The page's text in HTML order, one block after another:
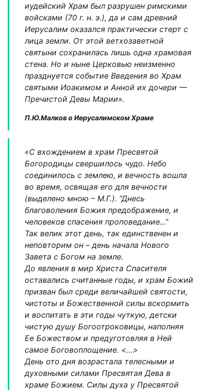
иудейский Храм был разрушен римскими
войсками (70 г. н. э.), да и сам древний
Иерусалим оказался практически стерт с
лица земли. От этой ветхозаветной
святыни сохранилась лишь одна храмовая
стена. Но и ныне Церковью неизменно
празднуется событие Введения во Храм
святыми Иоакимом и Анной их дочери —
Пречистой Девы Марии».
П.Ю.Малков о Иерусалимском Храме
«С вхождением в храм Пресвятой
Богородицы свершилось чудо. Небо
соединилось с землею, и вечность вошла
во время, освящая его для вечности
(выделено мною – М.Г.). “Днесь
благоволения Божия предображение, и
человеков спасения проповедание...”
Так велик этот день, так единственен и
неповторим он – день начала Нового
Завета с Богом на земле.
До явления в мир Христа Спасителя
оставались считанные годы, и храм Божий
призван был среди величайшей святости,
чистоты и Божественной силы вскормить
и воспитать в эти годы чуткую, детски
чистую душу Богоотроковицы, наполняя
Ее Божеством и предуготовляя в Ней
самое Боговоплощение. <…>
День ото дня возрастала телесными и
духовными силами Пресвятая Дева в
храме Божием. Силы духа у Пресвятой